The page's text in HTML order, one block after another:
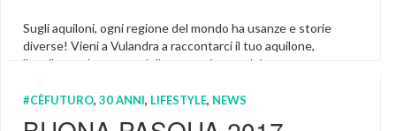
Sugli aquiloni, ogni regione del mondo ha usanze e storie
diverse! Vieni a Vulandra a raccontarci il tuo aquilone,
l'aquilone e le usanze della tua regione e del tuo paese.
aquiloni usando gli hashtag: #aquilonidelmondo
#CÈFUTURO, 30 ANNI, LIFESTYLE, NEWS